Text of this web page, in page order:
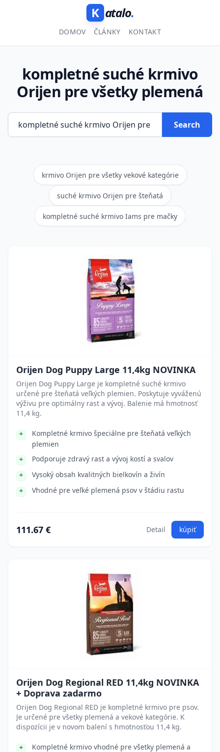
K atalo.
DOMOV ČLÁNKY KONTAKT
kompletné suché krmivo
Orijen pre všetky plemená
Search
krmivo Orijen pre všetky vekové kategórie
suché krmivo Orijen pre šteňatá
kompletné suché krmivo Iams pre mačky
Orijen Dog Puppy Large 11,4kg NOVINKA
Orijen Dog Puppy Large je kompletné suché krmivo
určené pre šteňatá veľkých plemien. Poskytuje vyváženú
výživu pre optimálny rast a vývoj. Balenie má hmotnosť
11,4 kg.
Kompletné krmivo špeciálne pre šteňatá veľkých
plemien
Podporuje zdravý rast a vývoj kostí a svalov
Vysoký obsah kvalitných bielkovín a živín
Vhodné pre veľké plemená psov v štádiu rastu
111.67 € Detail kúpiť
Orijen Dog Regional RED 11,4kg NOVINKA
+ Doprava zadarmo
Orijen Dog Regional RED je kompletné krmivo pre psov.
Je určené pre všetky plemená a vekové kategórie. K
dispozícii je v novom balení s hmotnosťou 11,4 kg.
Kompletné krmivo vhodné pre všetky plemená a